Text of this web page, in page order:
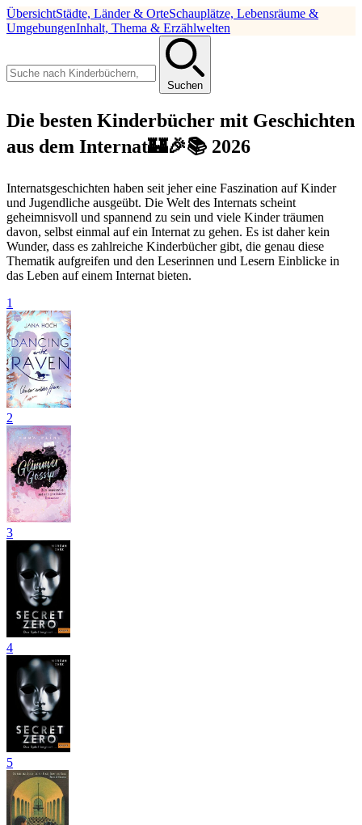
ÜbersichtStädte, Länder & OrteSchauplätze, Lebensräume &
UmgebungenInhalt, Thema & Erzählwelten
Suchen
Die besten Kinderbücher mit Geschichten
aus dem Internat🏰🎉📚 2026
Internatsgeschichten haben seit jeher eine Faszination auf Kinder
und Jugendliche ausgeübt. Die Welt des Internats scheint
geheimnisvoll und spannend zu sein und viele Kinder träumen
davon, selbst einmal auf ein Internat zu gehen. Es ist daher kein
Wunder, dass es zahlreiche Kinderbücher gibt, die genau diese
Thematik aufgreifen und den Leserinnen und Lesern Einblicke in
das Leben auf einem Internat bieten.
1
2
3
4
5